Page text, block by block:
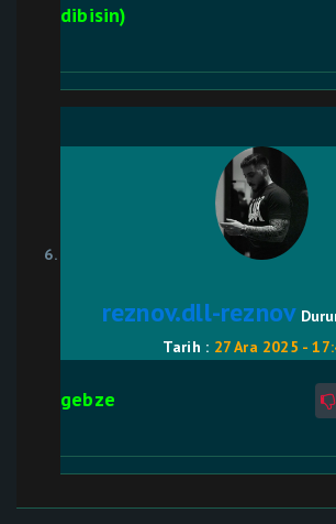
dibisin)
reznov.dll-reznov
Tarih : 27 Ara 2025 -
gebze